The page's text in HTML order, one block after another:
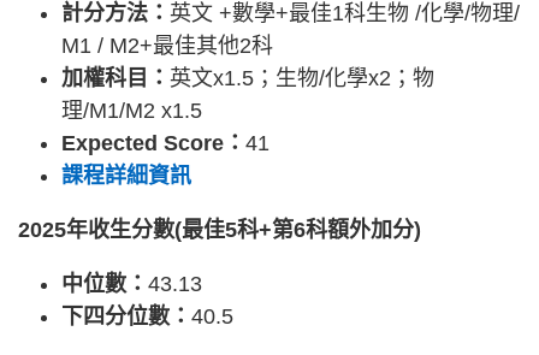
計分方法： 英文 +數學+最佳1科生物 /化學/物理/
M1 / M2+最佳其他2科
加權科目： 英文x1.5；生物/化學x2；物
理/M1/M2 x1.5
Expected Score： 41
課程詳細資訊
2025年收生分數(最佳5科+第6科額外加分)
中位數： 43.13
下四分位數： 40.5